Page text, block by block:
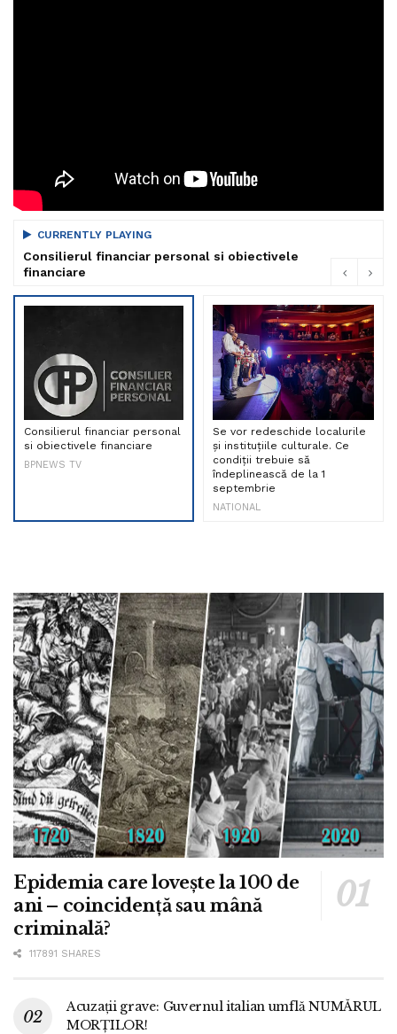
CURRENTLY PLAYING
Consilierul financiar personal si obiectivele
financiare
Consilierul financiar personal
si obiectivele financiare
BPNEWS TV
Se vor redeschide localurile
și instituțiile culturale. Ce
condiții trebuie să
îndeplinească de la 1
septembrie
NATIONAL
Epidemia care lovește la 100 de
ani – coincidență sau mână
criminală?
117891 SHARES
Acuzații grave: Guvernul italian umflă NUMĂRUL
MORȚILOR!